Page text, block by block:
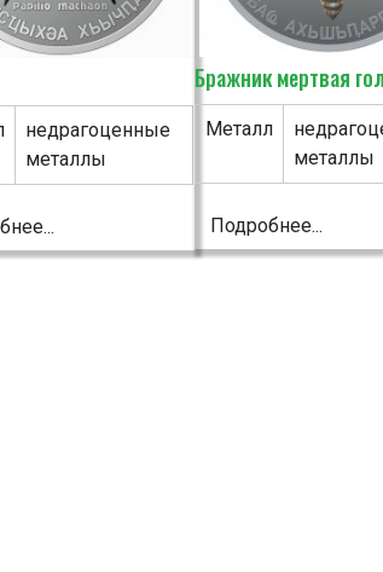
недрагоценные
металлы
Бражник мертвая
Металл
металлы
Подробнее...